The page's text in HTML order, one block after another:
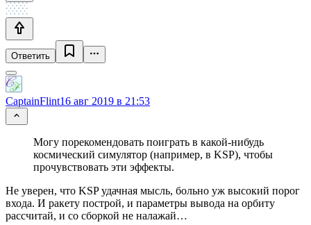
Ответить
CaptainFlint16 авг 2019 в 21:53
Могу порекомендовать поиграть в какой-нибудь
космический симулятор (например, в KSP), чтобы
прочувствовать эти эффекты.
Не уверен, что KSP удачная мысль, больно уж высокий порог
входа. И ракету построй, и параметры вывода на орбиту
рассчитай, и со сборкой не налажай…